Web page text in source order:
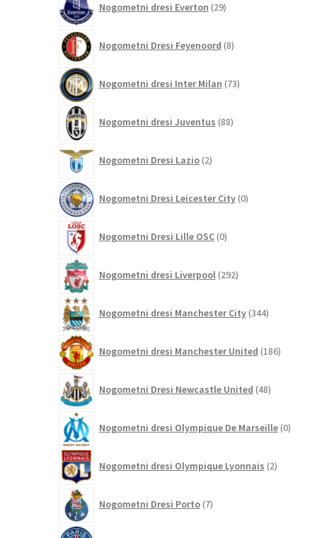
Nogometni dresi Everton 29izdelkov
Nogometni Dresi Feyenoord 8izdelkov
Nogometni dresi Inter Milan 73izdelkov
Nogometni dresi Juventus 88izdelkov
Nogometni Dresi Lazio 2izdelka
Nogometni Dresi Leicester City 0izdelkov
Nogometni Dresi Lille OSC 0izdelkov
Nogometni dresi Liverpool 292izdelkov
Nogometni dresi Manchester City 344izdelkov
Nogometni dresi Manchester United 186izdelkov
Nogometni Dresi Newcastle United 48izdelkov
Nogometni dresi Olympique De Marseille 0
Nogometni dresi Olympique Lyonnais 2izdelka
Nogometni Dresi Porto 7izdelkov